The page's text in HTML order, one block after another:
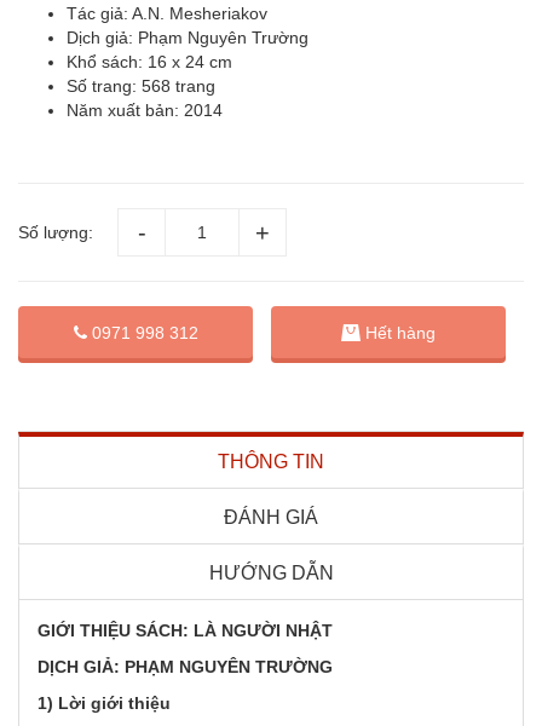
Tác giả: A.N. Mesheriakov
Dịch giả: Phạm Nguyên Trường
Khổ sách: 16 x 24 cm
Số trang: 568 trang
Năm xuất bản: 2014
Số lượng:
0971 998 312 Hết hàng
THÔNG TIN
ĐÁNH GIÁ
HƯỚNG DẪN
GIỚI THIỆU SÁCH: LÀ NGƯỜI NHẬT
DỊCH GIẢ: PHẠM NGUYÊN TRƯỜNG
1) Lời giới thiệu